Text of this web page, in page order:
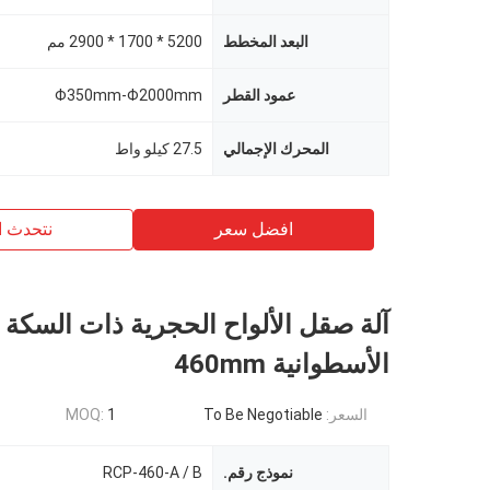
البعد المخطط 5200 * 1700 * 2900 مم
عمود القطر Φ350mm-Φ2000mm
المحرك الإجمالي 27.5 كيلو واط
افضل سعر نتحدث
آلة صقل الألواح الحجرية ذات السكة
الأسطوانية 460mm
السعر: To Be Negotiable
MOQ: 1
نموذج رقم. RCP-460-A / B